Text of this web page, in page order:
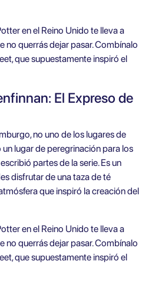
en el Reino Unido te lleva a
no querrás dejar pasar. Combínalo
que supuestamente inspiró el
El Expreso de
no uno de los lugares de
un lugar de peregrinación para los
partes de la serie. Es un
disfrutar de una taza de té
que inspiró la creación del
en el Reino Unido te lleva a
no querrás dejar pasar. Combínalo
que supuestamente inspiró el